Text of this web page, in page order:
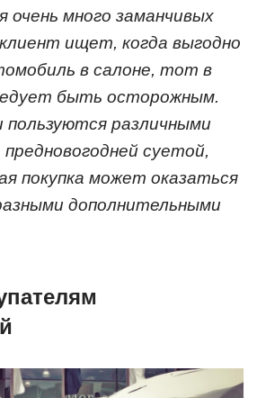
очень много заманчивых
ищет, когда выгодно
в салоне, тот в
быть осторожным.
различными
суетой,
покупка может оказаться
дополнительными